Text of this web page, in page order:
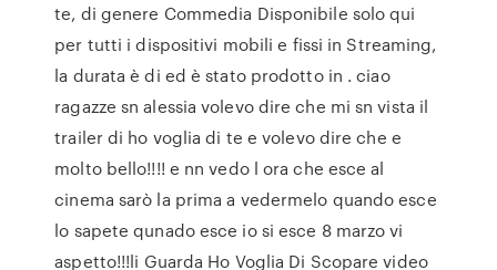
te, di genere Commedia Disponibile solo qui
per tutti i dispositivi mobili e fissi in Streaming,
la durata è di ed è stato prodotto in . ciao
ragazze sn alessia volevo dire che mi sn vista il
trailer di ho voglia di te e volevo dire che e
molto bello!!!! e nn vedo l ora che esce al
cinema sarò la prima a vedermelo quando esce
lo sapete qunado esce io si esce 8 marzo vi
aspetto!!!li Guarda Ho Voglia Di Scopare video